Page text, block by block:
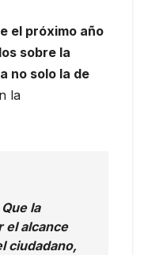
el próximo año
sobre la
no solo la de
la
la
el alcance
ciudadano,